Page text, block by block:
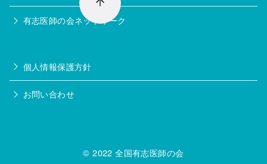
有志医師の会ネットワーク
個人情報保護方針
お問い合わせ
© 2022全国有志医師の会